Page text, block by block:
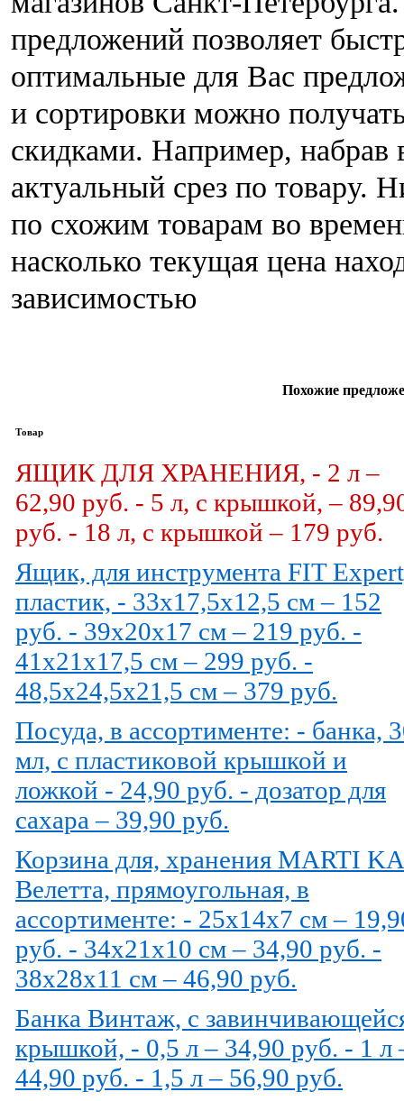
предложений позволяет
оптимальные для Вас
и сортировки можно
скидками. Например, набрав
актуальный срез по товару.
по схожим товарам во
насколько текущая цена
зависимостью
Похожие
Товар
ЯЩИК ДЛЯ ХРАНЕНИЯ, - 2 л –
62,90 руб. - 5 л, с крышкой, –
руб. - 18 л, с крышкой – 179 руб.
Ящик, для инструмента FIT
пластик, - 33х17,5х12,5 см – 152
руб. - 39х20х17 см – 219 руб. -
41х21х17,5 см – 299 руб. -
48,5х24,5х21,5 см – 379 руб.
Посуда, в ассортименте: - банка,
мл, с пластиковой крышкой и
ложкой - 24,90 руб. - дозатор для
сахара – 39,90 руб.
Корзина для, хранения MARTI KA
Велетта, прямоугольная, в
ассортименте: - 25х14х7 см –
руб. - 34х21х10 см – 34,90 руб. -
38х28х11 см – 46,90 руб.
Банка Винтаж, с
крышкой, - 0,5 л – 34,90 руб. - 1 л
44,90 руб. - 1,5 л – 56,90 руб.